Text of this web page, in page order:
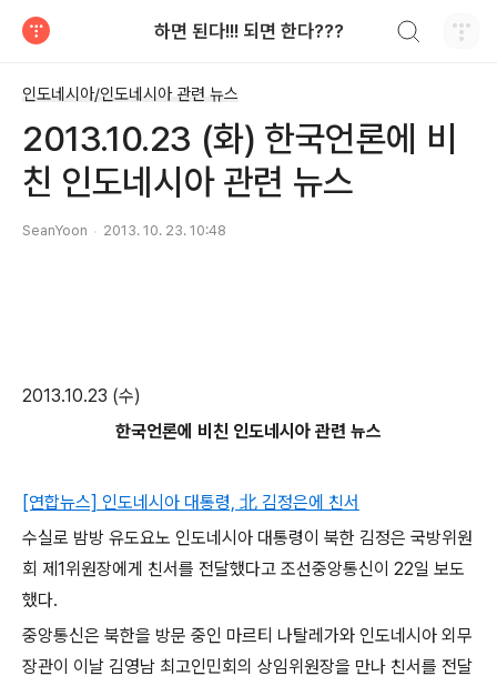
하면 된다!!! 되면 한다???
인도네시아/인도네시아 관련 뉴스
2013.10.23 (화) 한국언론에 비
친 인도네시아 관련 뉴스
SeanYoon 2013. 10. 23. 10:48
2013.10.23 (수)
한국언론에 비친 인도네시아 관련 뉴스
[연합뉴스] 인도네시아 대통령, 北 김정은에 친서
수실로 밤방 유도요노 인도네시아 대통령이 북한 김정은 국방위원
회 제1위원장에게 친서를 전달했다고 조선중앙통신이 22일 보도
했다.
중앙통신은 북한을 방문 중인 마르티 나탈레가와 인도네시아 외무
장관이 이날 김영남 최고인민회의 상임위원장을 만나 친서를 전달